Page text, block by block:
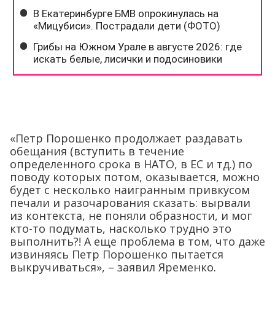
«Петр Порошенко продолжает раздавать
обещания (вступить в течение
определенного срока в НАТО, в ЕС и тд.) по
поводу которых потом, оказывается, можно
будет с несколько наигранным привкусом
печали и разочарования сказать: вырвали
из контекста, не поняли образности, и мог
кто-то подумать, насколько трудно это
выполнить?! А еще проблема в том, что даже
извиняясь Петр Порошенко пытается
выкручиваться», – заявил Яременко.